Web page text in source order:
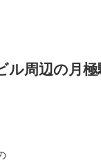
ル周辺の月